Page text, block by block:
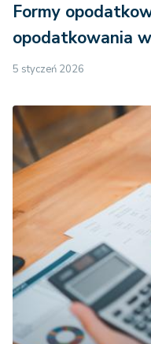
Formy
opodatkowania
5 styczeń 2026